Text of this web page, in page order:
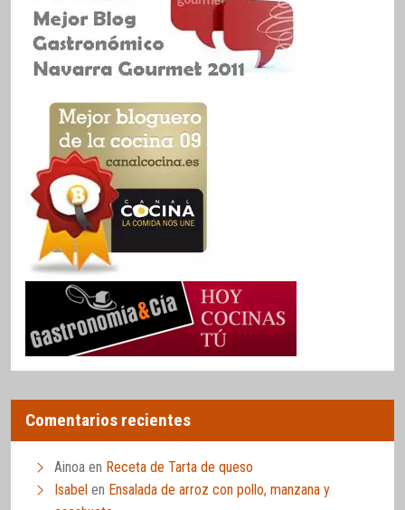
Comentarios recientes
Ainoa en Receta de Tarta de queso
Isabel en Ensalada de arroz con pollo, manzana y